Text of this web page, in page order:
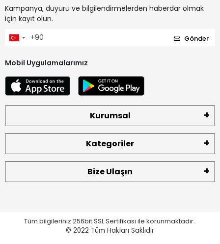
Kampanya, duyuru ve bilgilendirmelerden haberdar olmak
için kayıt olun.
Gönder
Mobil Uygulamalarımız
Kurumsal
Kategoriler
Bize Ulaşın
Tüm bilgileriniz 256bit SSL Sertifikası ile korunmaktadır.
© 2022 Tüm Hakları Saklıdır